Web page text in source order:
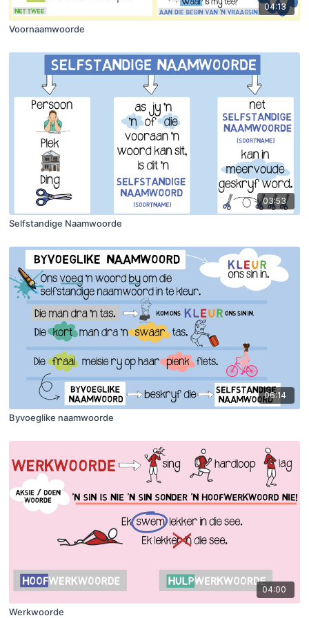
04:13
Voornaamwoorde
03:53
Selfstandige Naamwoorde
06:14
Byvoeglike naamwoorde
04:00
Werkwoorde